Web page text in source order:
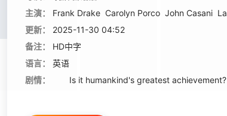
主演：
Frank Drake Carolyn Porco John Casani
更新：
2025-11-30 04:52
备注：
HD中字
语言：
英语
剧情：
Is it humankind's greatest achievement?